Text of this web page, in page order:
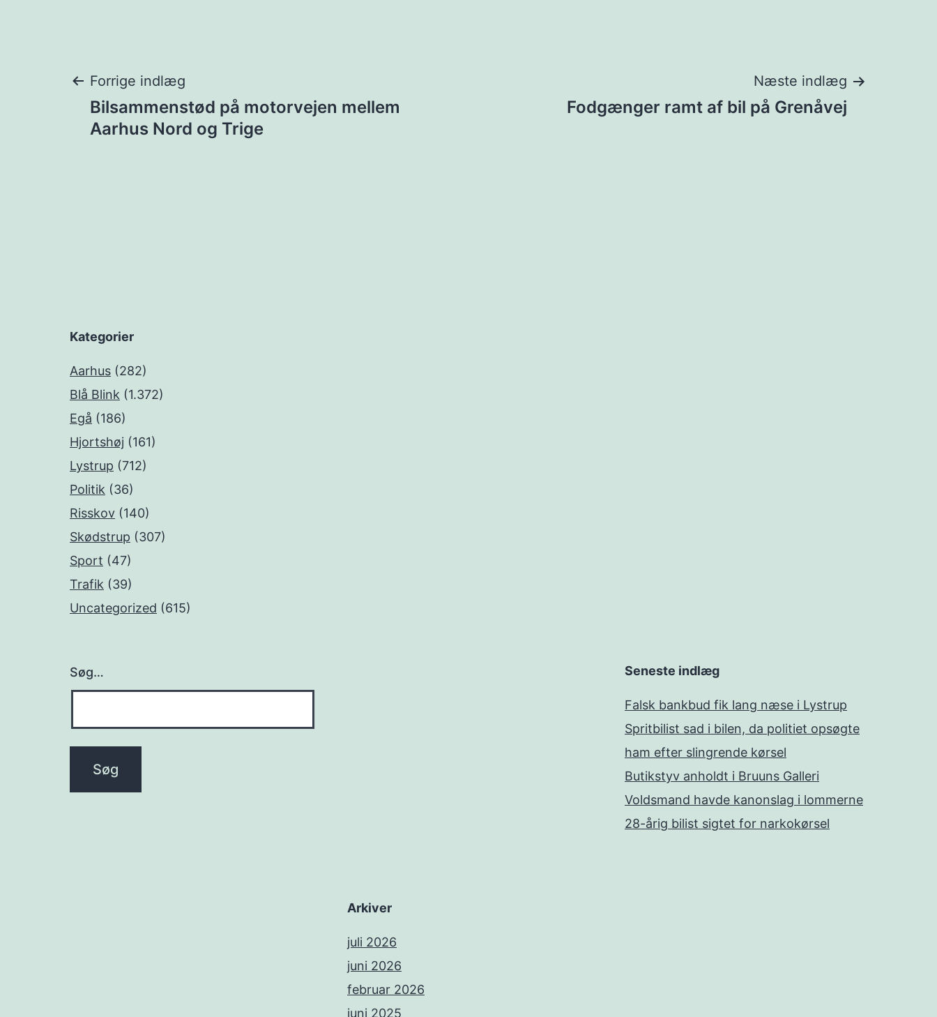
Indlægsnavigation
Forrige indlæg
Bilsammenstød på motorvejen mellem
Aarhus Nord og Trige
Næste indlæg
Fodgænger ramt af bil på Grenåvej
Kategorier
Aarhus (282)
Blå Blink (1.372)
Egå (186)
Hjortshøj (161)
Lystrup (712)
Politik (36)
Risskov (140)
Skødstrup (307)
Sport (47)
Trafik (39)
Uncategorized (615)
Søg… Seneste indlæg
Falsk bankbud fik lang næse i Lystrup
Spritbilist sad i bilen, da politiet opsøgte
ham efter slingrende kørsel
Butikstyv anholdt i Bruuns Galleri
Voldsmand havde kanonslag i lommerne
28-årig bilist sigtet for narkokørsel
Arkiver
juli 2026
juni 2026
februar 2026
juni 2025